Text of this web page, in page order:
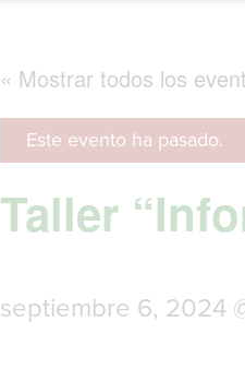
« Mostrar todos los
Este evento ha pasado.
Taller
septiembre 6, 2024